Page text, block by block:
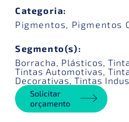
Categoria:
Pigmentos, Pigmentos
Segmento(s):
Borracha, Plásticos,
Tintas Automotivas,
Decorativas, Tintas
Solicitar
orçamento